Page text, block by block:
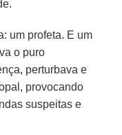
um profeta. E um
o puro
perturbava e
provocando
suspeitas e